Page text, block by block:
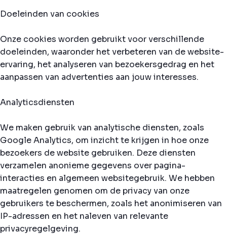
Doeleinden van cookies
Onze cookies worden gebruikt voor verschillende
doeleinden, waaronder het verbeteren van de website-
ervaring, het analyseren van bezoekersgedrag en het
aanpassen van advertenties aan jouw interesses.
Analyticsdiensten
We maken gebruik van analytische diensten, zoals
Google Analytics, om inzicht te krijgen in hoe onze
bezoekers de website gebruiken. Deze diensten
verzamelen anonieme gegevens over pagina-
interacties en algemeen websitegebruik. We hebben
maatregelen genomen om de privacy van onze
gebruikers te beschermen, zoals het anonimiseren van
IP-adressen en het naleven van relevante
privacyregelgeving.